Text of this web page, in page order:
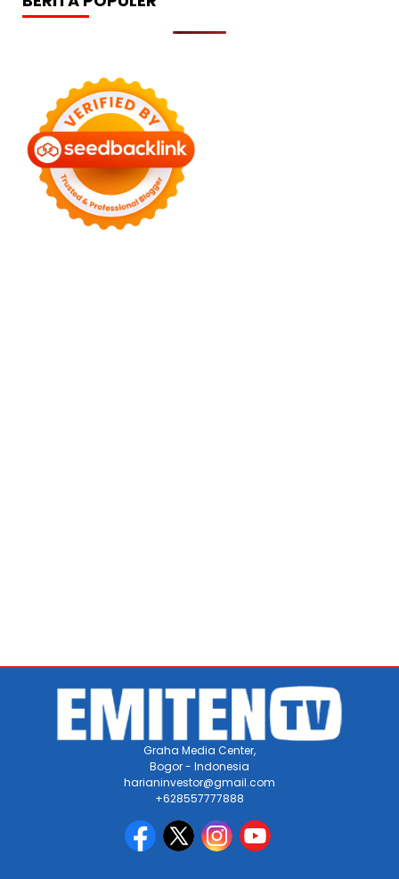
Graha Media Center,
Bogor - Indonesia
harianinvestor@gmail.com
+628557777888